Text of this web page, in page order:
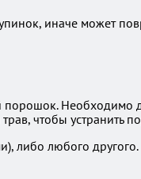
иначе может
порошок.
чтобы устранить
либо любого другого.